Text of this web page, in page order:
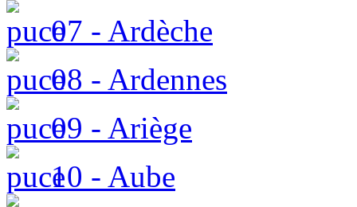
07 - Ardèche
08 - Ardennes
09 - Ariège
10 - Aube